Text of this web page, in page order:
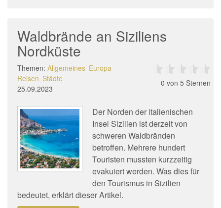
Waldbrände an Siziliens
Nordküste
Themen: Allgemeines Europa
Reisen Städte
25.09.2023
0 von 5 Sternen
Der Norden der italienischen
Insel Sizilien ist derzeit von
schweren Waldbränden
betroffen. Mehrere hundert
Touristen mussten kurzzeitig
evakuiert werden. Was dies für
den Tourismus in Sizilien
bedeutet, erklärt dieser Artikel.